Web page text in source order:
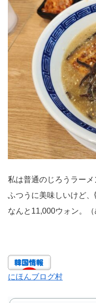
私は普通のじろうラーメ
ふつうに美味しいけど、
なんと11,000ウォン。（
にほんブログ村